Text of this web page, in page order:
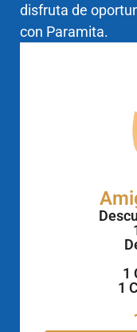
disfruta de
con Paramita.
1
1